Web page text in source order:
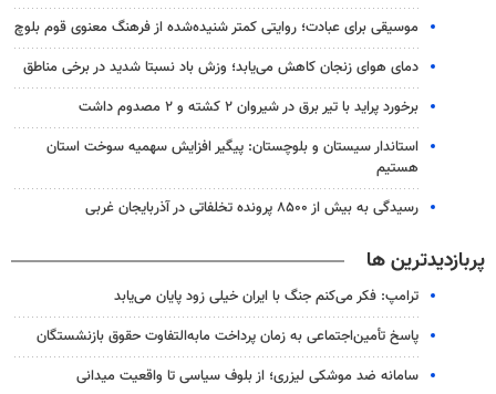
موسیقی برای عبادت؛ روایتی کمتر شنیده‌شده از فرهنگ معنوی قوم بلوچ
دمای هوای زنجان کاهش می‌یابد؛ وزش باد نسبتا شدید در برخی مناطق
برخورد پراید با تیر برق در شیروان ۲ کشته و ۲ مصدوم داشت
استاندار سیستان و بلوچستان: پیگیر افزایش سهمیه سوخت استان
هستیم
رسیدگی به بیش از ۸۵۰۰ پرونده تخلفاتی در آذربایجان غربی
پربازدیدترین ها
ترامپ: فکر می‌کنم جنگ با ایران خیلی زود پایان می‌یابد
پاسخ تأمین‌اجتماعی به زمان پرداخت مابه‌التفاوت حقوق بازنشستگان
سامانه ضد موشکی لیزری؛ از بلوف سیاسی تا واقعیت میدانی